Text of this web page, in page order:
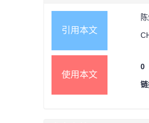
引用本文
使用本文
0